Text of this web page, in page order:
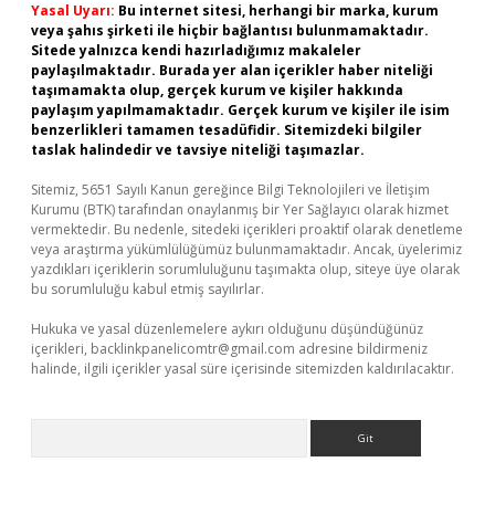
Yasal Uyarı: Bu internet sitesi, herhangi bir marka, kurum
veya şahıs şirketi ile hiçbir bağlantısı bulunmamaktadır.
Sitede yalnızca kendi hazırladığımız makaleler
paylaşılmaktadır. Burada yer alan içerikler haber niteliği
taşımamakta olup, gerçek kurum ve kişiler hakkında
paylaşım yapılmamaktadır. Gerçek kurum ve kişiler ile isim
benzerlikleri tamamen tesadüfidir. Sitemizdeki bilgiler
taslak halindedir ve tavsiye niteliği taşımazlar.
Sitemiz, 5651 Sayılı Kanun gereğince Bilgi Teknolojileri ve İletişim
Kurumu (BTK) tarafından onaylanmış bir Yer Sağlayıcı olarak hizmet
vermektedir. Bu nedenle, sitedeki içerikleri proaktif olarak denetleme
veya araştırma yükümlülüğümüz bulunmamaktadır. Ancak, üyelerimiz
yazdıkları içeriklerin sorumluluğunu taşımakta olup, siteye üye olarak
bu sorumluluğu kabul etmiş sayılırlar.
Hukuka ve yasal düzenlemelere aykırı olduğunu düşündüğünüz
içerikleri, backlinkpanelicomtr@gmail.com adresine bildirmeniz
halinde, ilgili içerikler yasal süre içerisinde sitemizden kaldırılacaktır.